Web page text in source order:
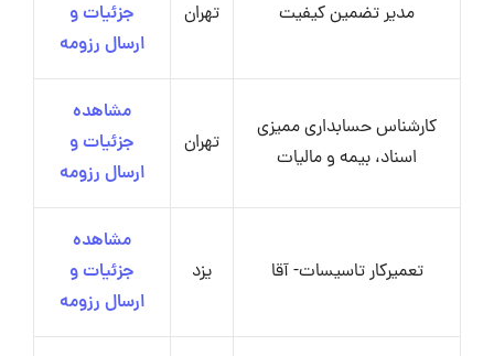
مدیر تضمین کیفیت تهران
جزئیات و
ارسال رزومه
کارشناس حسابداری ممیزی
اسناد، بیمه و مالیات
تهران
مشاهده
جزئیات و
ارسال رزومه
تعمیرکار تاسیسات- آقا یزد
مشاهده
جزئیات و
ارسال رزومه